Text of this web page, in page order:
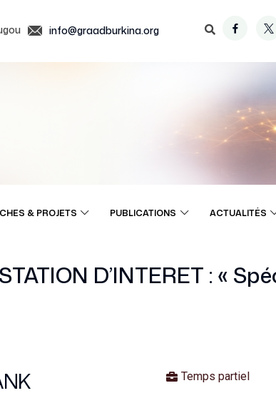
info@graadburkina.org
& PROJETS PUBLICATIONS ACTUALITÉS
D’INTERET : «
Temps partiel